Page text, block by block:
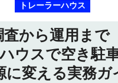
トレーラーハウス
査から運用まで
ウスで空き駐
に変える実務ガ